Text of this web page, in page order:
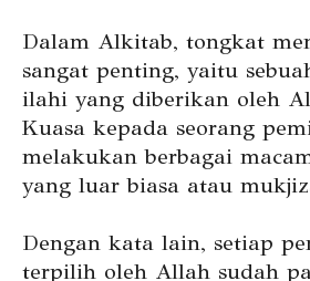
Dalam Alkitab, tongkat
sangat penting, yaitu
ilahi yang diberikan oleh
Kuasa kepada seorang
melakukan berbagai
yang luar biasa atau
Dengan kata lain, setiap
terpilih oleh Allah sudah